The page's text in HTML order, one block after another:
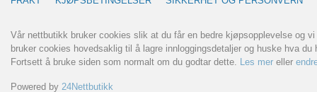
Vår nettbutikk bruker cookies slik at du får en bedre kjøpsopplevelse og
bruker cookies hovedsaklig til å lagre innloggingsdetaljer og huske hva du
Fortsett å bruke siden som normalt om du godtar dette.
Les mer eller
Powered by 24Nettbutikk